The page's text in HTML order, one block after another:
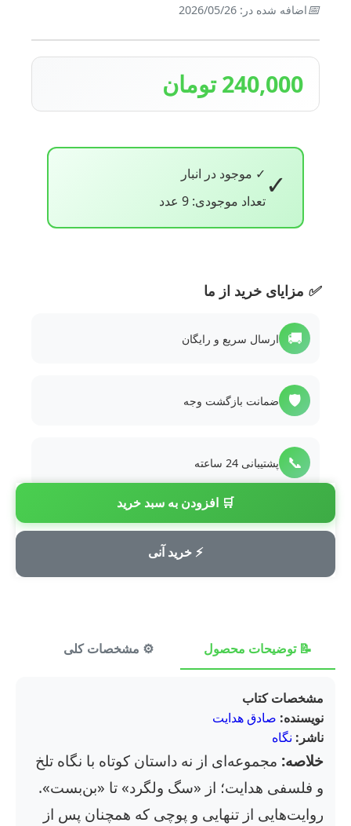
📅اضافه شده در: 2026/05/26
240,000 تومان
✓ ✓ موجود در انبار
تعداد موجودی: 9 عدد
🛒 افزودن به سبد خرید
⚡ خرید آنی
✅ مزایای خرید از ما
🚚 ارسال سریع و رایگان
🛡️ ضمانت بازگشت وجه
📞 پشتیبانی 24 ساعته
💳 پرداخت امن
📝 توضیحات محصول ⚙️ مشخصات کلی
مشخصات کتاب
نویسنده: صادق هدایت
ناشر: نگاه
خلاصه: مجموعه‌ای از نه داستان کوتاه با نگاه تلخ
و فلسفی هدایت؛ از «سگ ولگرد» تا «بن‌بست».
روایت‌هایی از تنهایی و پوچی که همچنان پس از